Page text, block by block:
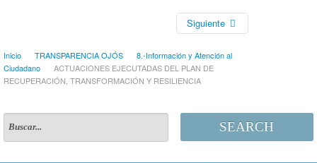
Siguiente
Inicio TRANSPARENCIA OJÓS
8.-Información y Atención al
Ciudadano
ACTUACIONES EJECUTADAS DEL PLAN DE
RECUPERACIÓN, TRANSFORMACIÓN Y RESILIENCIA
SEARCH